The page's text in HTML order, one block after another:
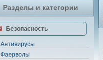
Разделы и категории
Безопасность
Антивирусы
Фаерволы